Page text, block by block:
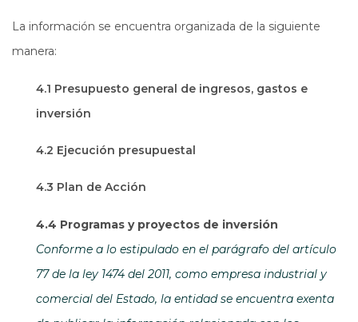
La información se encuentra organizada de la siguiente
manera:
4.1 Presupuesto general de ingresos, gastos e
inversión
4.2 Ejecución presupuestal
4.3 Plan de Acción
4.4 Programas y proyectos de inversión
Conforme a lo estipulado en el parágrafo del artículo
77 de la ley 1474 del 2011, como empresa industrial y
comercial del Estado, la entidad se encuentra exenta